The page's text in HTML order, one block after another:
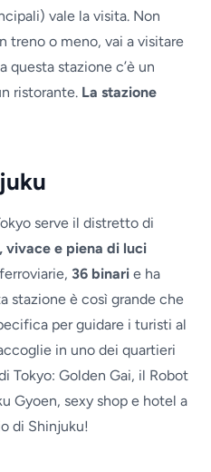
vale la visita. Non
treno o meno, vai a visitare
questa stazione c’è un
ristorante. La stazione
serve il distretto di
vivace e piena di luci
36 binari e ha
stazione è così grande che
per guidare i turisti al
in uno dei quartieri
Tokyo: Golden Gai, il Robot
Gyoen, sexy shop e hotel a
di Shinjuku!